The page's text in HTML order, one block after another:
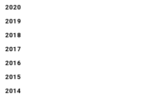
2020
2019
2018
2017
2016
2015
2014